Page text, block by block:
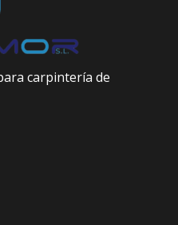
carpintería de